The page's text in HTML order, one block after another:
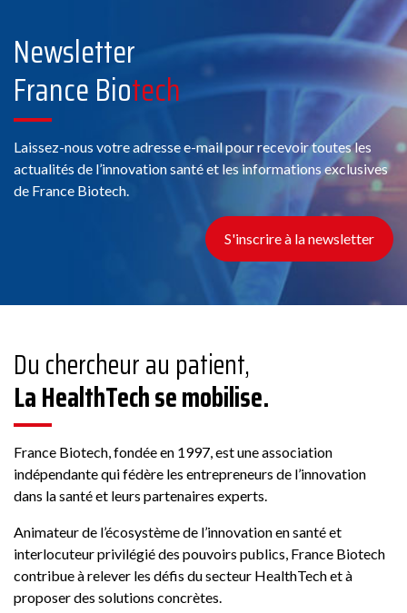
Newsletter
France Biotech
Laissez-nous votre adresse e-mail pour recevoir toutes les
actualités de l’innovation santé et les informations exclusives
de France Biotech.
S'inscrire à la newsletter
Du chercheur au patient,
La HealthTech se mobilise.
France Biotech, fondée en 1997, est une association
indépendante qui fédère les entrepreneurs de l’innovation
dans la santé et leurs partenaires experts.
Animateur de l’écosystème de l’innovation en santé et
interlocuteur privilégié des pouvoirs publics, France Biotech
contribue à relever les défis du secteur HealthTech et à
proposer des solutions concrètes.